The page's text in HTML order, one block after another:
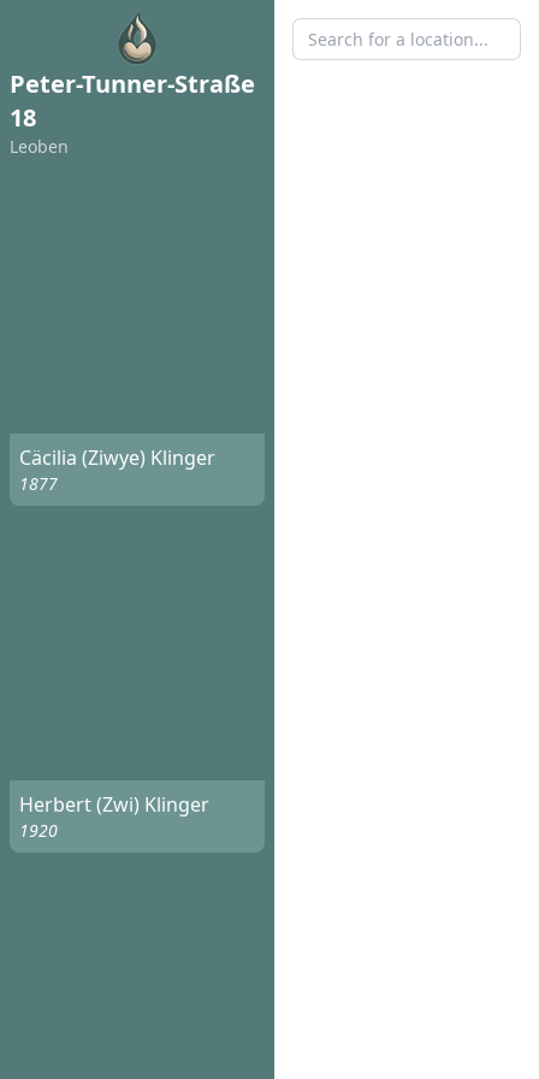
Peter-Tunner-Straße
18
Leoben
Cäcilia (Ziwye) Klinger
1877
Herbert (Zwi) Klinger
1920